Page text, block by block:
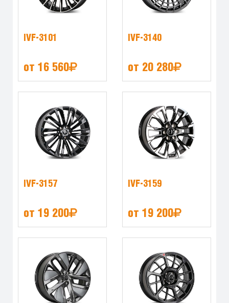
IVF-3101
от 16 560
IVF-3140
от 20 280
IVF-3157
от 19 200
IVF-3159
от 19 200